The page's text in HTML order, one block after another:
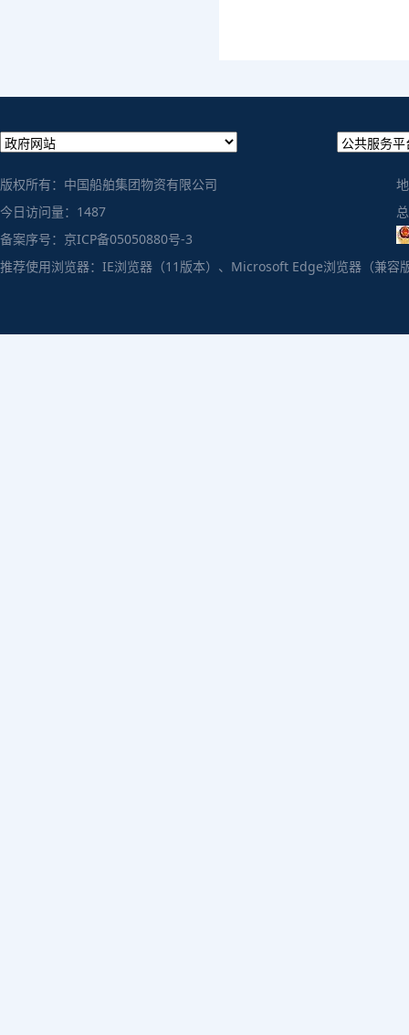
版权所有：中国船舶集团物资有限公司
今日访问量： 1487
备案序号：京ICP备05050880号-3
推荐使用浏览器：IE浏览器（11版本）、Microsoft Edge浏览器（兼容